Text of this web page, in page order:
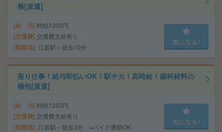
務[派遣]
給 与 時給1300円
交通費 交通費支給有り
勤務地 江坂駅～徒歩10分
気になる!
座り仕事！給与即払いOK！駅チカ！高時給！歯科材料の
梱包[派遣]
給 与 時給1250円
交通費 交通費支給有り
勤務地 江坂駅～徒歩3分 ※バイク通勤OK
気になる!